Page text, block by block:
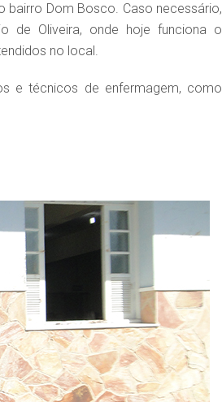
bairro Dom Bosco. Caso necessário,
de Oliveira, onde hoje funciona o
no local.
e técnicos de enfermagem, como